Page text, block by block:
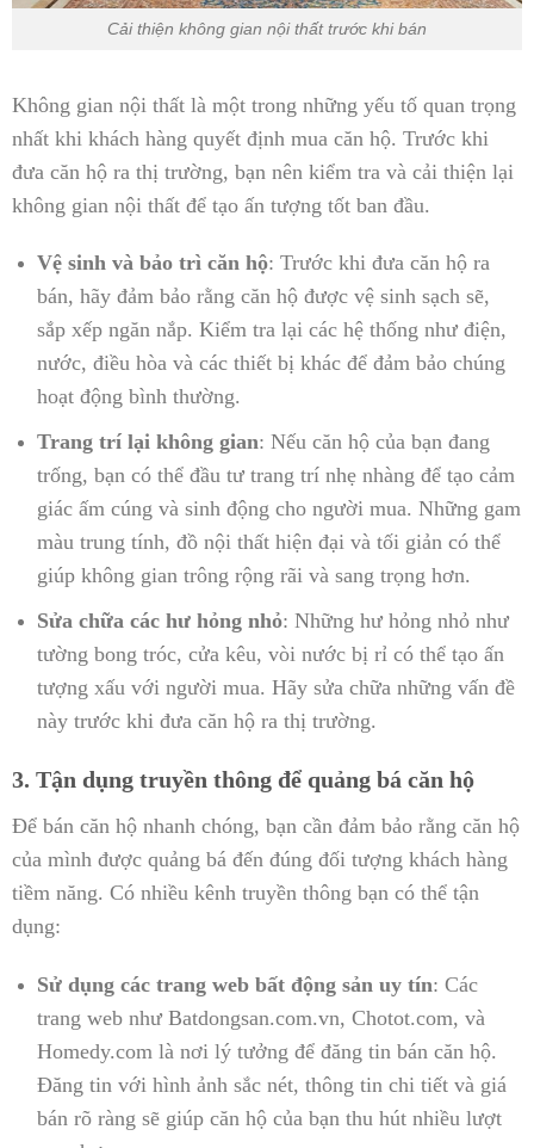
Cải thiện không gian nội thất trước khi bán
Không gian nội thất là một trong những yếu tố quan trọng
nhất khi khách hàng quyết định mua căn hộ. Trước khi
đưa căn hộ ra thị trường, bạn nên kiểm tra và cải thiện lại
không gian nội thất để tạo ấn tượng tốt ban đầu.
Vệ sinh và bảo trì căn hộ: Trước khi đưa căn hộ ra
bán, hãy đảm bảo rằng căn hộ được vệ sinh sạch sẽ,
sắp xếp ngăn nắp. Kiểm tra lại các hệ thống như điện,
nước, điều hòa và các thiết bị khác để đảm bảo chúng
hoạt động bình thường.
Trang trí lại không gian: Nếu căn hộ của bạn đang
trống, bạn có thể đầu tư trang trí nhẹ nhàng để tạo cảm
giác ấm cúng và sinh động cho người mua. Những gam
màu trung tính, đồ nội thất hiện đại và tối giản có thể
giúp không gian trông rộng rãi và sang trọng hơn.
Sửa chữa các hư hỏng nhỏ: Những hư hỏng nhỏ như
tường bong tróc, cửa kêu, vòi nước bị rỉ có thể tạo ấn
tượng xấu với người mua. Hãy sửa chữa những vấn đề
này trước khi đưa căn hộ ra thị trường.
3. Tận dụng truyền thông để quảng bá căn hộ
Để bán căn hộ nhanh chóng, bạn cần đảm bảo rằng căn hộ
của mình được quảng bá đến đúng đối tượng khách hàng
tiềm năng. Có nhiều kênh truyền thông bạn có thể tận
dụng:
Sử dụng các trang web bất động sản uy tín: Các
trang web như Batdongsan.com.vn, Chotot.com, và
Homedy.com là nơi lý tưởng để đăng tin bán căn hộ.
Đăng tin với hình ảnh sắc nét, thông tin chi tiết và giá
bán rõ ràng sẽ giúp căn hộ của bạn thu hút nhiều lượt